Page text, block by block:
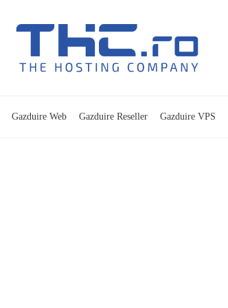
Gazduire Web Gazduire Reseller Gazduire VPS